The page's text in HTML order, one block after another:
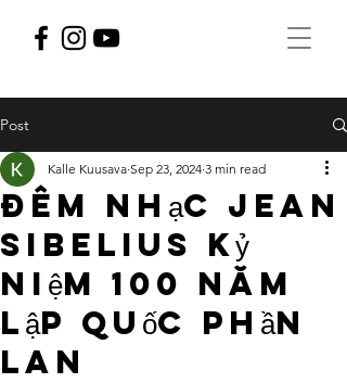
Post
Đêm nhạc Jean
Sibelius kỷ
niệm 100 năm
lập quốc Phần
Lan
Kalle Kuusava Sep 23, 2024 3 min read